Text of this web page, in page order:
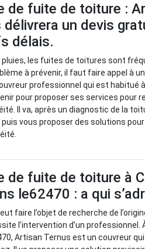
de fuite de toiture :
délivrera un devis
délais.
pluies, les fuites de toitures sont
à prévenir, il faut faire appel à
professionnel qui est habitué
pour proposer ses services pour
Il va, après un diagnostic de la
vous proposer des solutions
de fuite de toiture à
le62470 : a qui
faire l’objet de recherche de
l’intervention d’un professionnel.
Artisan Ternus est un couvreur